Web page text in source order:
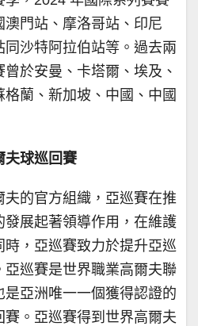
門站、摩洛哥站、印尼
沙特阿拉伯站等。過去兩
於安曼、卡塔爾、埃及、
蘭、新加坡、中國、中國
夫球巡回賽
夫的官方組織，亞巡賽在推
展起著領導作用，在維護
，亞巡賽致力於提升亞巡
巡賽是世界職業高爾夫聯
亞洲唯一一個獲得認證的
。亞巡賽得到世界高爾夫